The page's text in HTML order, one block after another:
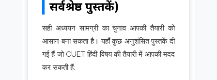
सर्वश्रेष्ठ पुस्तकें)
सही अध्ययन सामग्री का चुनाव आपकी तैयारी को
आसान बना सकता है। यहाँ कुछ अनुशंसित पुस्तकें दी
गई हैं जो CUET हिंदी विषय की तैयारी में आपकी मदद
कर सकती हैं: